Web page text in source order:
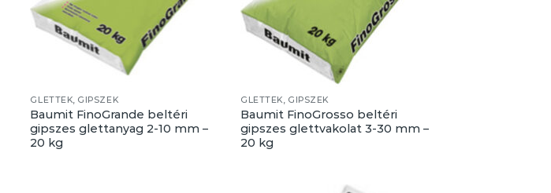
GLETTEK, GIPSZEK
Baumit FinoGrande beltéri
gipszes glettanyag 2-10 mm –
20 kg
GLETTEK, GIPSZEK
Baumit FinoGrosso beltéri
gipszes glettvakolat 3-30 mm –
20 kg